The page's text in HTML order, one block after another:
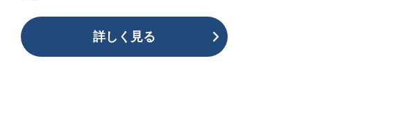
詳しく見る